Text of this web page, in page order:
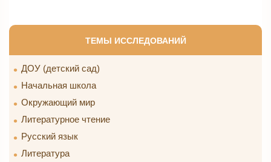
ТЕМЫ ИССЛЕДОВАНИЙ
ДОУ (детский сад)
Начальная школа
Окружающий мир
Литературное чтение
Русский язык
Литература